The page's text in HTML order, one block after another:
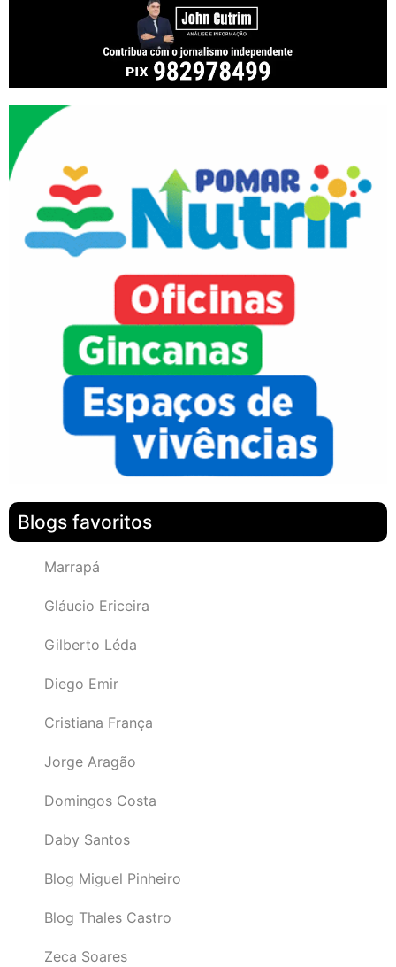
Blogs favoritos
Marrapá
Gláucio Ericeira
Gilberto Léda
Diego Emir
Cristiana França
Jorge Aragão
Domingos Costa
Daby Santos
Blog Miguel Pinheiro
Blog Thales Castro
Zeca Soares